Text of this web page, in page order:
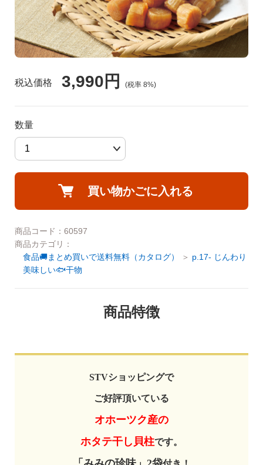
河村通夫 考案❗（カタログ）
レジェンド松下コーナー
美容 健康
DVD 書籍
会社概要
利用規約
個人情報の取り扱いについて
トクセン❗どさんこ市場
よふかし🌙はやおき どさんこ市場
どさんこ市場（金曜日）
どさんこくんグッズ
お問い合わせ
個人情報の取り扱いについて
カスタマーハラスメントについて
税込価格 3,990円 (税率 8%)
数量
買い物かごに入れる
商品コード：60597
商品カテゴリ：
食品🚚まとめ買いで送料無料（カタログ）
p.17- じんわり
美味しい🐟干物
商品特徴
STVショッピングで
ご好評頂いている
オホーツク産の
ホタテ干し貝柱です。